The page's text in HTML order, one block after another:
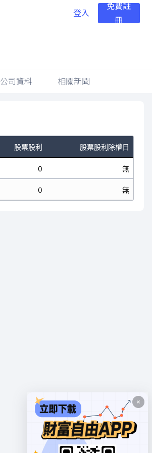
登入
免費註
冊
公司資料 相關新聞
股票股利 股票股利除權日
0 無
0 無